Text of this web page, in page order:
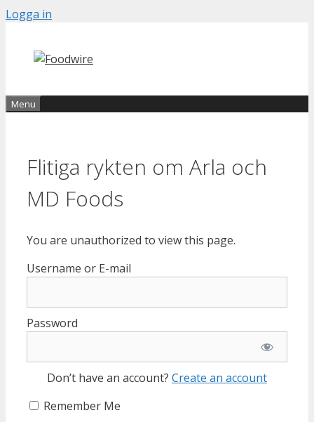
Skip
content
Logga in
Menu
Flitiga rykten om Arla och
MD Foods
You are unauthorized to view this page.
Username or E-mail
Password
Don’t have an account? Create an account
Remember Me